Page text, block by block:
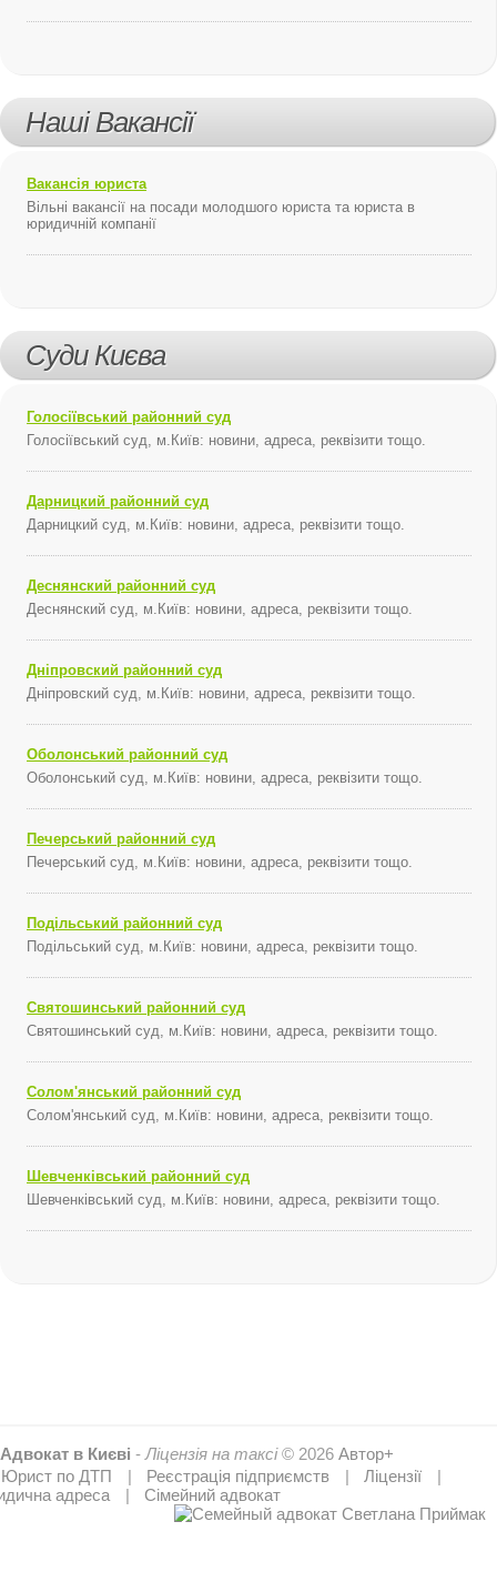
Наші Вакансії
Вакансія юриста
Вільні вакансії на посади молодшого юриста та юриста в
юридичній компанії
Суди Києва
Голосіївський районний суд
Голосіївський суд, м.Київ: новини, адреса, реквізити тощо.
Дарницкий районний суд
Дарницкий суд, м.Київ: новини, адреса, реквізити тощо.
Деснянский районний суд
Деснянский суд, м.Київ: новини, адреса, реквізити тощо.
Дніпровский районний суд
Дніпровский суд, м.Київ: новини, адреса, реквізити тощо.
Оболонський районний суд
Оболонський суд, м.Київ: новини, адреса, реквізити тощо.
Печерський районний суд
Печерський суд, м.Київ: новини, адреса, реквізити тощо.
Подільський районний суд
Подільський суд, м.Київ: новини, адреса, реквізити тощо.
Святошинський районний суд
Святошинський суд, м.Київ: новини, адреса, реквізити тощо.
Солом'янський районний суд
Солом'янський суд, м.Київ: новини, адреса, реквізити тощо.
Шевченківський районний суд
Шевченківський суд, м.Київ: новини, адреса, реквізити тощо.
Адвокат в Києві - Ліцензія на таксі© 2026 Автор+
Юрист по ДТП
Реєстрація підприємств
Ліцензії
адреса
Сімейний адвокат